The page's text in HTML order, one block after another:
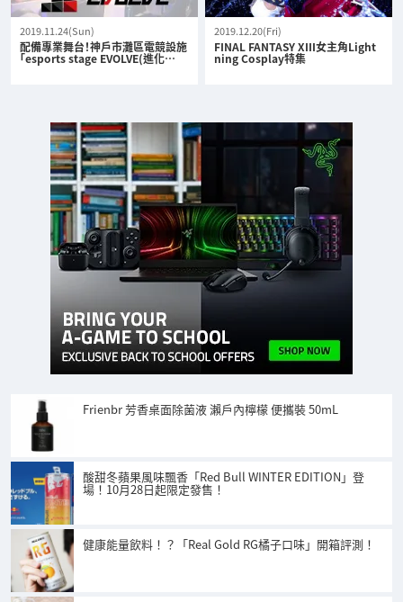
2019.11.24(Sun)
配備專業舞台！神戶市灘區電競設施
「esports stage EVOLVE(進化…
2019.12.20(Fri)
FINAL FANTASY XIII女主角Light
ning Cosplay特集
Frienbr 芳香桌面除菌液 瀨戶內檸檬 便攜裝 50mL
酸甜冬蘋果風味飄香「Red Bull WINTER EDITION」登
場！10月28日起限定發售！
健康能量飲料！？「Real Gold RG橘子口味」開箱評測！